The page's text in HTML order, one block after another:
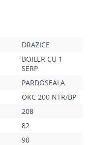
DRAZICE
BOILER CU 1
SERP
PARDOSEALA
OKC 200 NTR/BP
208
82
90